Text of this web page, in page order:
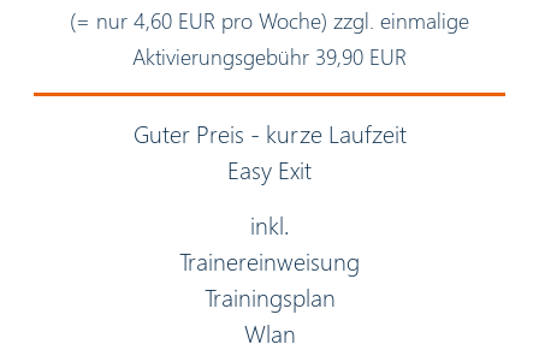
(= nur 4,60 EUR pro Woche) zzgl. einmalige
Aktivierungsgebühr 39,90 EUR
Guter Preis - kurze Laufzeit
Easy Exit
inkl.
Trainereinweisung
Trainingsplan
Wlan